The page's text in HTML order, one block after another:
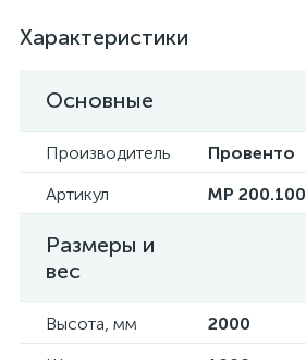
Характеристики
Основные
Производитель
Провенто
Артикул
MP 200.100
Размеры и
вес
Высота, мм
2000